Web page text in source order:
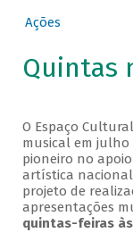
Ações
Quintas
O Espaço
musical em julho
pioneiro no
artística
projeto de
apresentações
quintas-feiras às